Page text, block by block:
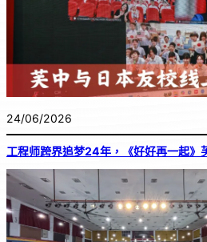
24/06/2026
工程师跨界追梦24年，《好好再一起》